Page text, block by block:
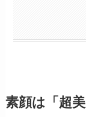
素顔は「超